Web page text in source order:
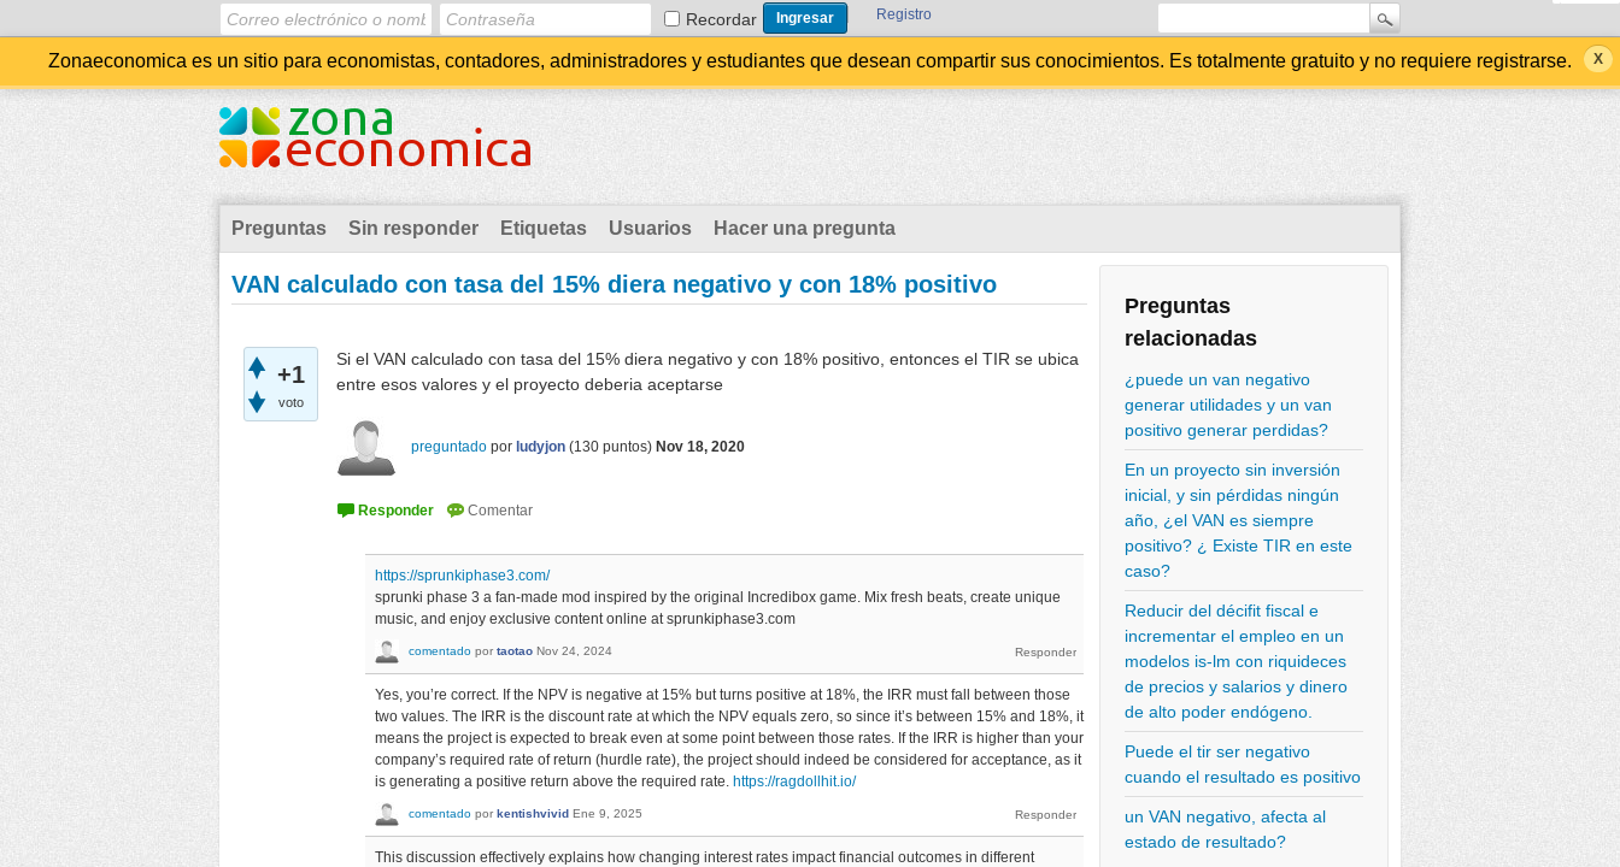
Recordar Registro
Zonaeconomica es un sitio para economistas, contadores, administradores y estudiantes que desean compartir sus conocimientos. Es totalmente gratuito y no requiere registrarse.
Preguntas Sin responder Etiquetas Usuarios Hacer una pregunta
Preguntas
relacionadas
¿puede un van negativo
generar utilidades y un van
positivo generar perdidas?
En un proyecto sin inversión
inicial, y sin pérdidas ningún
año, ¿el VAN es siempre
positivo? ¿ Existe TIR en este
caso?
Reducir del décifit fiscal e
incrementar el empleo en un
modelos is-lm con riquideces
de precios y salarios y dinero
de alto poder endógeno.
Puede el tir ser negativo
cuando el resultado es positivo
un VAN negativo, afecta al
estado de resultado?
VAN calculado con tasa del 15% diera negativo y con 18% positivo
+1
voto
Si el VAN calculado con tasa del 15% diera negativo y con 18% positivo, entonces el TIR se ubica
entre esos valores y el proyecto deberia aceptarse
preguntado por ludyjon (130 puntos) Nov 18, 2020
https://sprunkiphase3.com/
sprunki phase 3 a fan-made mod inspired by the original Incredibox game. Mix fresh beats, create unique
music, and enjoy exclusive content online at sprunkiphase3.com
comentado por taotao Nov 24, 2024
Yes, you’re correct. If the NPV is negative at 15% but turns positive at 18%, the IRR must fall between those
two values. The IRR is the discount rate at which the NPV equals zero, so since it’s between 15% and 18%, it
means the project is expected to break even at some point between those rates. If the IRR is higher than your
company’s required rate of return (hurdle rate), the project should indeed be considered for acceptance, as it
is generating a positive return above the required rate. https://ragdollhit.io/
comentado por kentishvivid Ene 9, 2025
This discussion effectively explains how changing interest rates impact financial outcomes in different